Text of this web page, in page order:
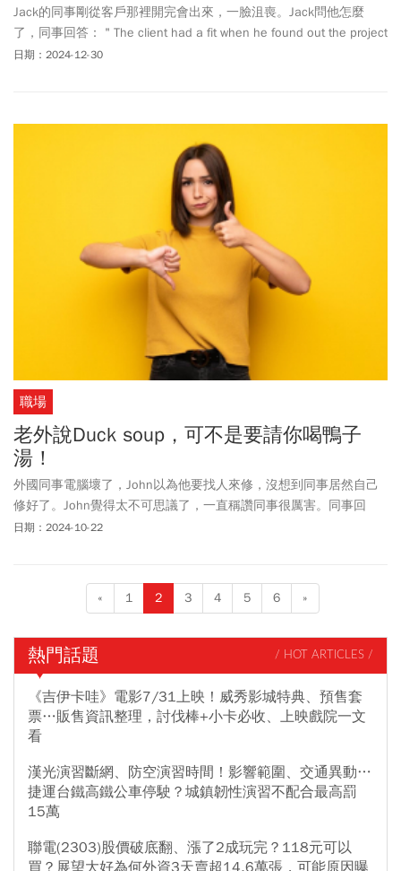
Jack的同事剛從客戶那裡開完會出來，一臉沮喪。Jack問他怎麼
了，同事回答：＂The client had a fit when he found out the project
was delayed.＂什麼＂fit”是指很合適嗎？案子往後延了很合適，為
日期：2024-12-30
職場
老外說Duck soup，可不是要請你喝鴨子
湯！
外國同事電腦壞了，John以為他要找人來修，沒想到同事居然自己
修好了。John覺得太不可思議了，一直稱讚同事很厲害。同事回
答：＂It’s duck soup for anyone with the right tools.＂Duck soup?
日期：2024-10-22
« 1 2 3 4 5 6 »
熱門話題 / HOT ARTICLES /
《吉伊卡哇》電影7/31上映！威秀影城特典、預售套
票…販售資訊整理，討伐棒+小卡必收、上映戲院一文
看
漢光演習斷網、防空演習時間！影響範圍、交通異動…
捷運台鐵高鐵公車停駛？城鎮韌性演習不配合最高罰
15萬
聯電(2303)股價破底翻、漲了2成玩完？118元可以
買？展望大好為何外資3天賣超14.6萬張，可能原因曝